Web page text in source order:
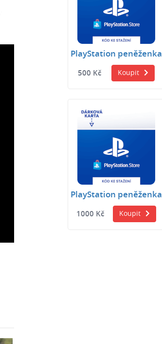
PlayStation peněženka
500 Kč Koupit
PlayStation peněženka
1000 Kč Koupit